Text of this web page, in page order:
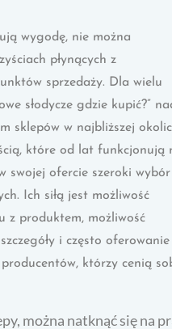
wygodę, nie można
płynących z
sprzedaży. Dla wielu
słodycze gdzie kupić?”
sklepów w najbliższej
które od lat funkcjonują
swojej ofercie szeroki wybór
Ich siłą jest możliwość
z produktem, możliwość
i często oferowanie
którzy cenią
można natknąć się na